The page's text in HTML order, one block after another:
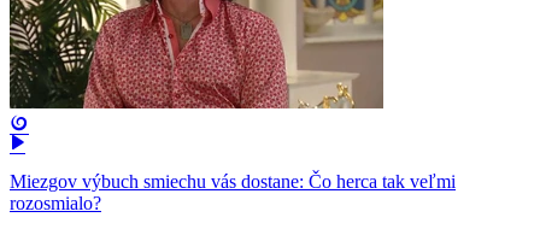
Miezgov výbuch smiechu vás dostane: Čo herca tak veľmi
rozosmialo?